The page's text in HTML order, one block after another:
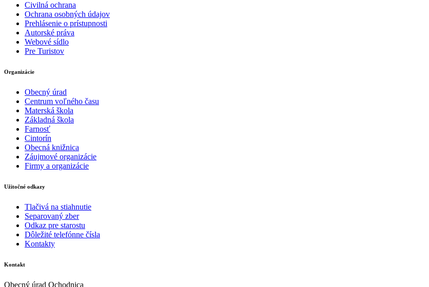
Civilná ochrana
Ochrana osobných údajov
Prehlásenie o prístupnosti
Autorské práva
Webové sídlo
Pre Turistov
Organizácie
Obecný úrad
Centrum voľného času
Materská škola
Základná škola
Farnosť
Cintorín
Obecná knižnica
Záujmové organizácie
Firmy a organizácie
Užitočné odkazy
Tlačivá na stiahnutie
Separovaný zber
Odkaz pre starostu
Dôležité telefónne čísla
Kontakty
Kontakt
Obecný úrad Ochodnica